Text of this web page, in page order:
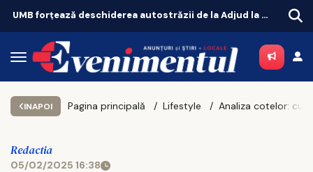
UMB forțează deschiderea autostrăzii de la Adjud la Bacău
INAPOI Pagina principală Lifestyle
Redactia
05/02/2025 16:38